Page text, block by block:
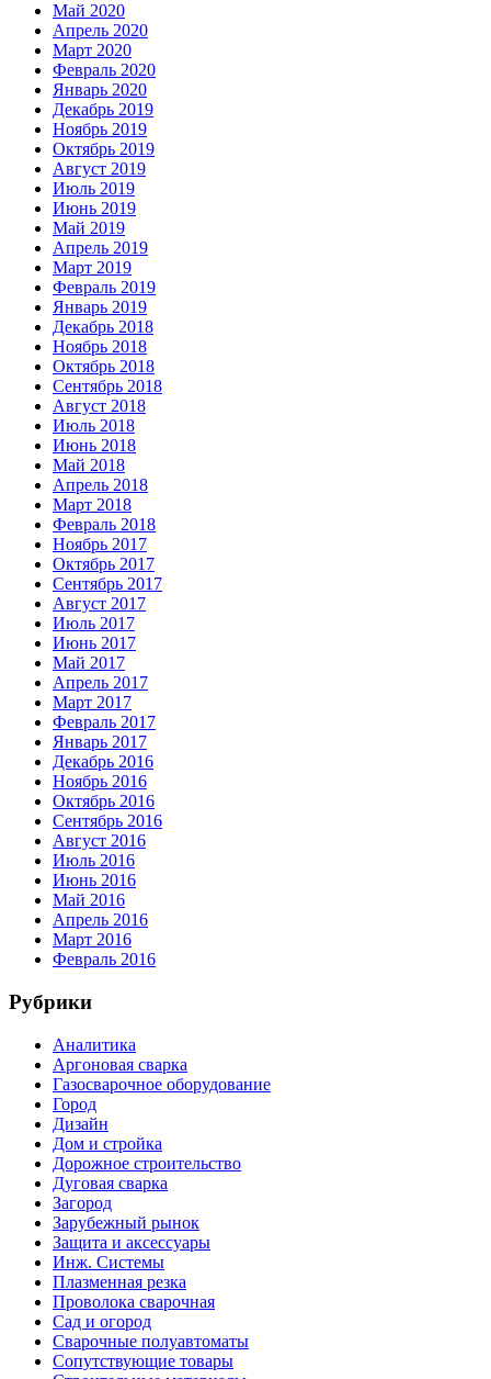
Май 2020
Апрель 2020
Март 2020
Февраль 2020
Январь 2020
Декабрь 2019
Ноябрь 2019
Октябрь 2019
Август 2019
Июль 2019
Июнь 2019
Май 2019
Апрель 2019
Март 2019
Февраль 2019
Январь 2019
Декабрь 2018
Ноябрь 2018
Октябрь 2018
Сентябрь 2018
Август 2018
Июль 2018
Июнь 2018
Май 2018
Апрель 2018
Март 2018
Февраль 2018
Ноябрь 2017
Октябрь 2017
Сентябрь 2017
Август 2017
Июль 2017
Июнь 2017
Май 2017
Апрель 2017
Март 2017
Февраль 2017
Январь 2017
Декабрь 2016
Ноябрь 2016
Октябрь 2016
Сентябрь 2016
Август 2016
Июль 2016
Июнь 2016
Май 2016
Апрель 2016
Март 2016
Февраль 2016
Рубрики
Аналитика
Аргоновая сварка
Газосварочное оборудование
Город
Дизайн
Дом и стройка
Дорожное строительство
Дуговая сварка
Загород
Зарубежный рынок
Защита и аксессуары
Инж. Системы
Плазменная резка
Проволока сварочная
Сад и огород
Сварочные полуавтоматы
Сопутствующие товары